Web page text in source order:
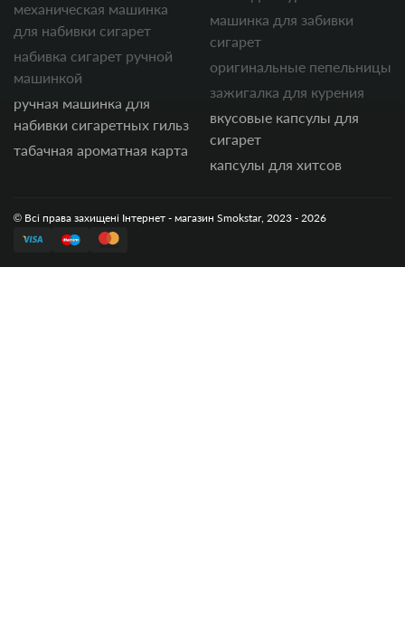
механическая машинка
для набивки сигарет
набивка сигарет ручной
машинкой
ручная машинка для
набивки сигаретных гильз
табачная ароматная карта
машинка для забивки
сигарет
оригинальные пепельницы
зажигалка для курения
вкусовые капсулы для
сигарет
капсулы для хитсов
© Всі права захищені Інтернет - магазин Smokstar, 2023 - 2026